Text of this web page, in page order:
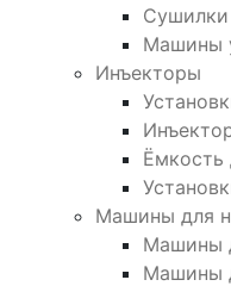
Сушилки
Машины
Инъекторы
Ёмкость
Машины для
Машины
Машины